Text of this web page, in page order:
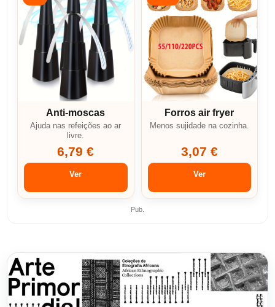
Anti-moscas
Ajuda nas refeições ao ar
livre.
6,79 €
Ver
Forros air fryer
Menos sujidade na cozinha.
3,07 €
Ver
Pub.